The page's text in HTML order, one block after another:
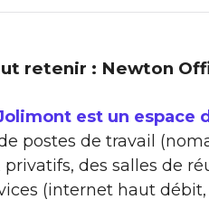
retenir : Newton
est un espace
postes de travail
des salles de
(internet haut